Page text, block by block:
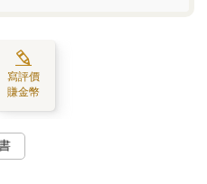
寫評價
賺金幣